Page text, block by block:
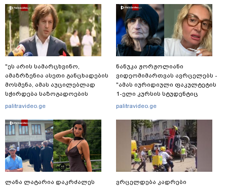
"ეს არის სამარცხვინო,
ამაზრზენია ასეთი განცხადების
მოსმენა, ამას აუცილებლად
სჭირდება საზოგადოების
სათანადო რეაქცია" - ირაკლი
palitravideo.ge
ლანა ლატარია დაკრძალეს
ნანუკა ჟორჟოლიანი
ვიდეომიმართვას ავრცელებს -
"ამას იურიდიული ფაკულტეტის
1-ელი კურსის სტუდენტიც
იკითხავს"
palitravideo.ge
ვრცელდება კადრები